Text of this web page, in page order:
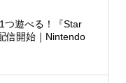
つ遊べる！『Star
信開始｜Nintendo